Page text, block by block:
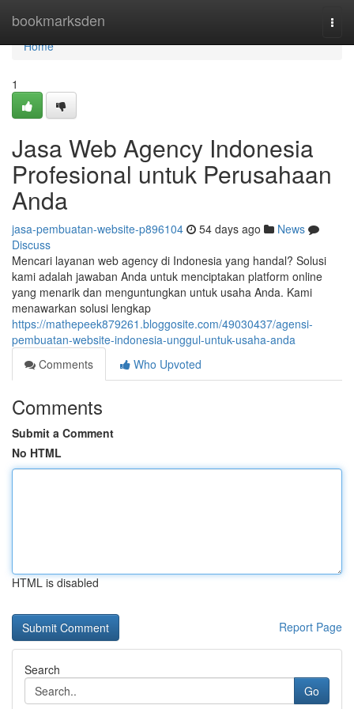
bookmarksden
Home
Home
1
Jasa Web Agency Indonesia
Profesional untuk Perusahaan
Anda
jasa-pembuatan-website-p896104 54 days ago
News
Discuss
Mencari layanan web agency di Indonesia yang handal? Solusi
kami adalah jawaban Anda untuk menciptakan platform online
yang menarik dan menguntungkan untuk usaha Anda. Kami
menawarkan solusi lengkap
https://mathepeek879261.bloggosite.com/49030437/agensi-
pembuatan-website-indonesia-unggul-untuk-usaha-anda
Comments
Who Upvoted
Comments
Submit a Comment
No HTML
HTML is disabled
Report Page
Search
Go